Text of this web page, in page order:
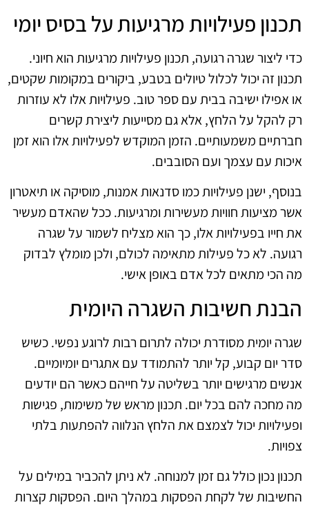
תכנון פעילויות מרגיעות על בסיס יומי
כדי ליצור שגרה רגועה, תכנון פעילויות מרגיעות הוא חיוני.
תכנון זה יכול לכלול טיולים בטבע, ביקורים במקומות שקטים,
או אפילו ישיבה בבית עם ספר טוב. פעילויות אלו לא עוזרות
רק להקל על הלחץ, אלא גם מסייעות ליצירת קשרים
חברתיים משמעותיים. הזמן המוקדש לפעילויות אלו הוא זמן
איכות עם עצמך ועם הסובבים.
בנוסף, ישנן פעילויות כמו סדנאות אמנות, מוסיקה או תיאטרון
אשר מציעות חוויות מעשירות ומרגיעות. ככל שהאדם מעשיר
את חייו בפעילויות אלו, כך הוא מצליח לשמור על שגרה
רגועה. לא כל פעילות מתאימה לכולם, ולכן מומלץ לבדוק
מה הכי מתאים לכל אדם באופן אישי.
הבנת חשיבות השגרה היומית
שגרה יומית מסודרת יכולה לתרום רבות לרוגע נפשי. כשיש
סדר יום קבוע, קל יותר להתמודד עם אתגרים יומיומיים.
אנשים מרגישים יותר בשליטה על חייהם כאשר הם יודעים
מה מחכה להם בכל יום. תכנון מראש של משימות, פגישות
ופעילויות יכול לצמצם את הלחץ הנלווה להפתעות בלתי
צפויות.
תכנון נכון כולל גם זמן למנוחה. לא ניתן להכביר במילים על
החשיבות של לקחת הפסקות במהלך היום. הפסקות קצרות